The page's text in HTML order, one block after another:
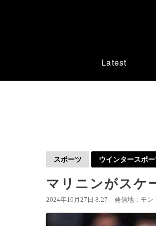
Latest
スポーツ ウインタースポー
マリニンがスケ
2024年10月27日 8:27 発信地：モン